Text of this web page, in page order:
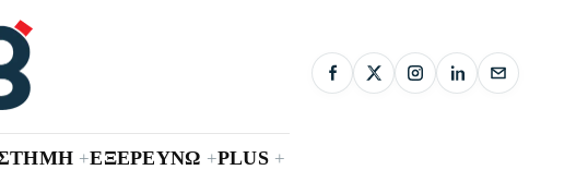
+ΕΞΕΡΕΥΝΩ +PLUS +